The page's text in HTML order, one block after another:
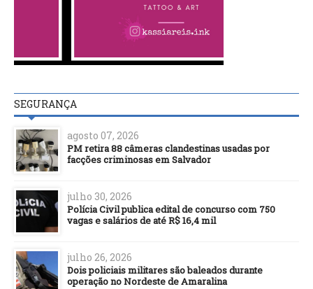
SEGURANÇA
agosto 07, 2026
PM retira 88 câmeras clandestinas usadas por
facções criminosas em Salvador
julho 30, 2026
Polícia Civil publica edital de concurso com 750
vagas e salários de até R$ 16,4 mil
julho 26, 2026
Dois policiais militares são baleados durante
operação no Nordeste de Amaralina